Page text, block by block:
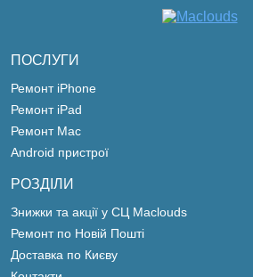
ПОСЛУГИ
Ремонт iPhone
Ремонт iPad
Ремонт Mac
Android пристрої
РОЗДІЛИ
Знижки та акції у СЦ Maclouds
Ремонт по Новій Пошті
Доставка по Києву